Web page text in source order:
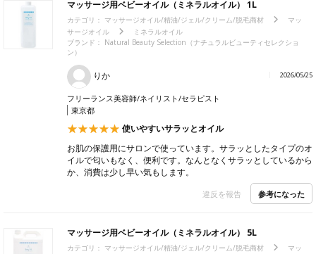
マッサージ用ベビーオイル（ミネラルオイル） 1L
カテゴリ： マッサージオイル/精油/ジェル/クリーム/脱毛商材
マッ
サージオイル
ミネラルオイル
ブランド： Natural Beauty Selection（ナチュラルビューティセレクショ
ン）
りか 2026/05/25
フリーランス美容師/ネイリスト/セラピスト
東京都
使いやすいサラッとオイル
お肌の保護用にサロンで使っています。サラッとしたタイプのオ
イルで匂いもなく、便利です。なんとなくサラッとしているから
か、消費は少し早い気もします。
違反を報告 参考になった
マッサージ用ベビーオイル（ミネラルオイル） 5L
カテゴリ： マッサージオイル/精油/ジェル/クリーム/脱毛商材
マッ